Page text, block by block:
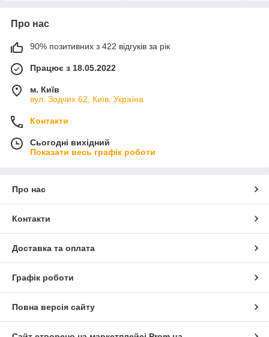
Про нас
90% позитивних з 422 відгуків за рік
Працює з 18.05.2022
м. Київ
вул. Зодчих 62, Київ, Україна
Контакти
Сьогодні вихідний
Показати весь графік роботи
Про нас
Контакти
Доставка та оплата
Графік роботи
Повна версія сайту